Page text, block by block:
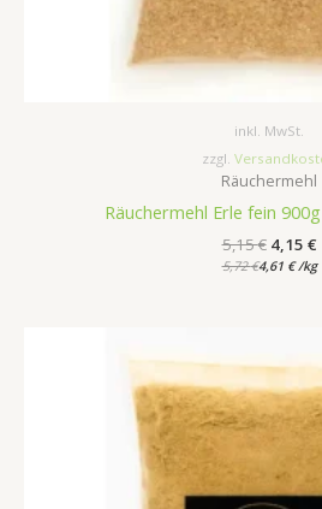
inkl. MwSt.
zzgl.
Räuchermehl
Räuchermehl Erle fein
5,15€ 4,15 €
5,72€4,61 € /kg
war:
6,75 €